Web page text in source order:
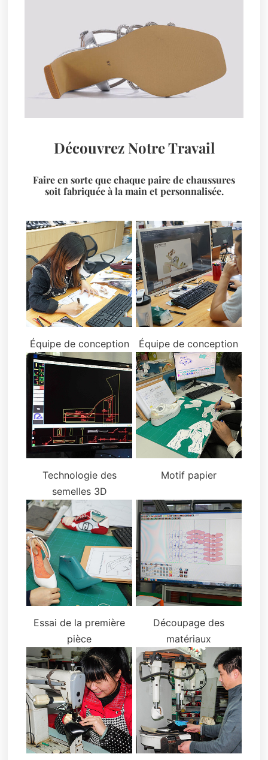
Découvrez Notre Travail
Faire en sorte que chaque paire de chaussures
soit fabriquée à la main et personnalisée.
Équipe de conception Équipe de conception
Technologie des
semelles 3D
Motif papier
Essai de la première
pièce
Découpage des
matériaux